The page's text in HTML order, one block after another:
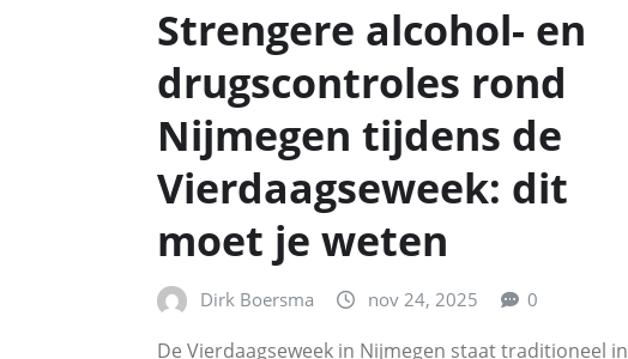
Strengere alcohol- en
drugscontroles rond
Nijmegen tijdens de
Vierdaagseweek: dit
moet je weten
Dirk Boersma nov 24, 2025 0
De Vierdaagseweek in Nijmegen staat traditioneel in